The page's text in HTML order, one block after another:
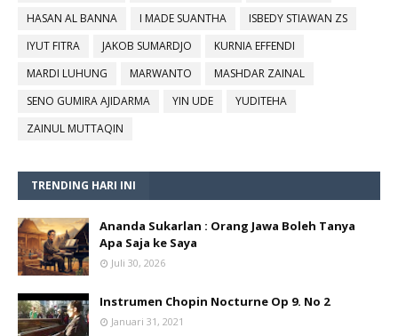
HASAN AL BANNA
I MADE SUANTHA
ISBEDY STIAWAN ZS
IYUT FITRA
JAKOB SUMARDJO
KURNIA EFFENDI
MARDI LUHUNG
MARWANTO
MASHDAR ZAINAL
SENO GUMIRA AJIDARMA
YIN UDE
YUDITEHA
ZAINUL MUTTAQIN
TRENDING HARI INI
Ananda Sukarlan : Orang Jawa Boleh Tanya
Apa Saja ke Saya
Juli 30, 2026
Instrumen Chopin Nocturne Op 9. No 2
Januari 31, 2021